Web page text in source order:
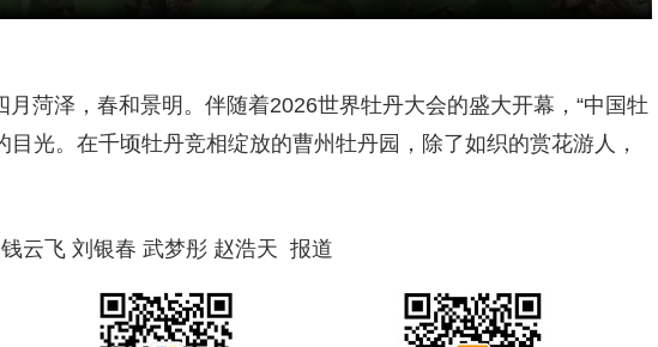
月菏泽，春和景明。伴随着2026世界牡丹大会的盛大开幕，“中国牡
光。在千顷牡丹竞相绽放的曹州牡丹园，除了如织的赏花游人，
云飞 刘银春 武梦彤 赵浩天 报道